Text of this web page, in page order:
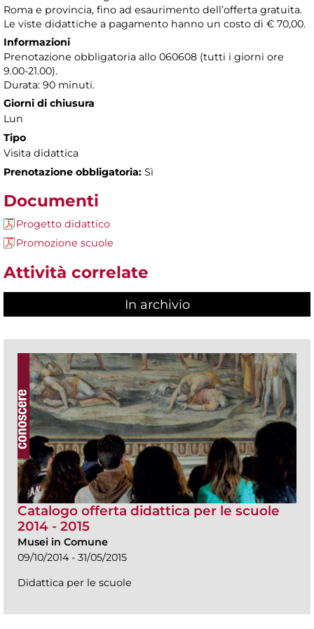
Roma e provincia, fino ad esaurimento dell’offerta gratuita.
Le viste didattiche a pagamento hanno un costo di € 70,00.
Informazioni
Prenotazione obbligatoria allo 060608 (tutti i giorni ore
9.00-21.00).
Durata: 90 minuti.
Giorni di chiusura
Lun
Tipo
Visita didattica
Prenotazione obbligatoria: Sì
Documenti
Progetto didattico
Promozione scuole
Attività correlate
In archivio
Catalogo offerta didattica per le scuole
2014 - 2015
Musei in Comune
09/10/2014 - 31/05/2015
Didattica per le scuole